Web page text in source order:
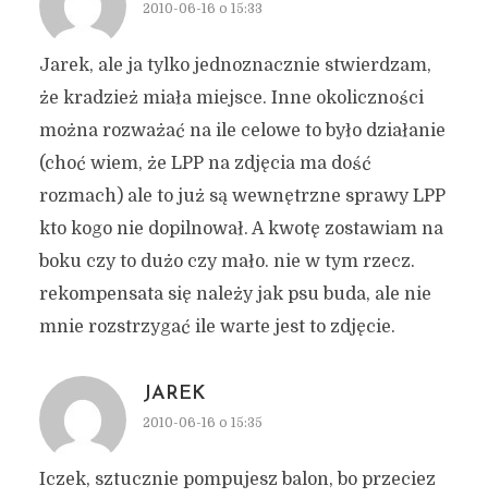
2010-06-16 o 15:33
Jarek, ale ja tylko jednoznacznie stwierdzam,
że kradzież miała miejsce. Inne okoliczności
można rozważać na ile celowe to było działanie
(choć wiem, że LPP na zdjęcia ma dość
rozmach) ale to już są wewnętrzne sprawy LPP
kto kogo nie dopilnował. A kwotę zostawiam na
boku czy to dużo czy mało. nie w tym rzecz.
rekompensata się należy jak psu buda, ale nie
mnie rozstrzygać ile warte jest to zdjęcie.
JAREK
2010-06-16 o 15:35
Iczek, sztucznie pompujesz balon, bo przeciez